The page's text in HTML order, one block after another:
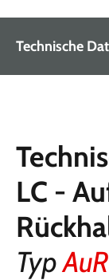
Technische
LC -
Typ